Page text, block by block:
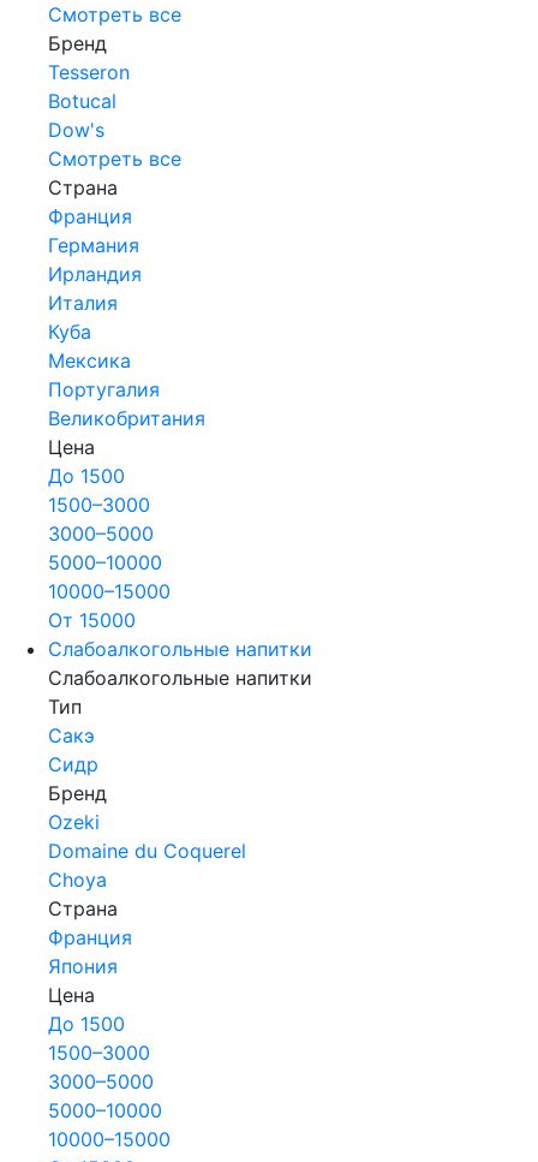
Смотреть все
Бренд
Tesseron
Botucal
Dow's
Смотреть все
Страна
Франция
Германия
Ирландия
Италия
Куба
Мексика
Португалия
Великобритания
Цена
До 1500
1500–3000
3000–5000
5000–10000
10000–15000
От 15000
Слабоалкогольные напитки
Слабоалкогольные напитки
Тип
Сакэ
Сидр
Бренд
Ozeki
Domaine du Coquerel
Choya
Страна
Франция
Япония
Цена
До 1500
1500–3000
3000–5000
5000–10000
10000–15000